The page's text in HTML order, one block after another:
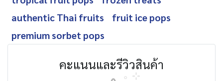
authentic Thai fruits
fruit ice pops
premium sorbet pops
คะแนนและรีวิวสินค้า